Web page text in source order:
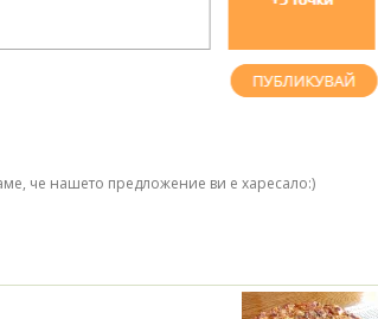
че нашето предложение ви е харесало:)